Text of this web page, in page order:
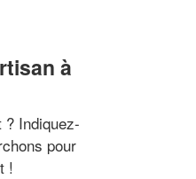
à
Indiquez-
pour
!